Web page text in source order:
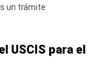
un trámite
USCIS para el